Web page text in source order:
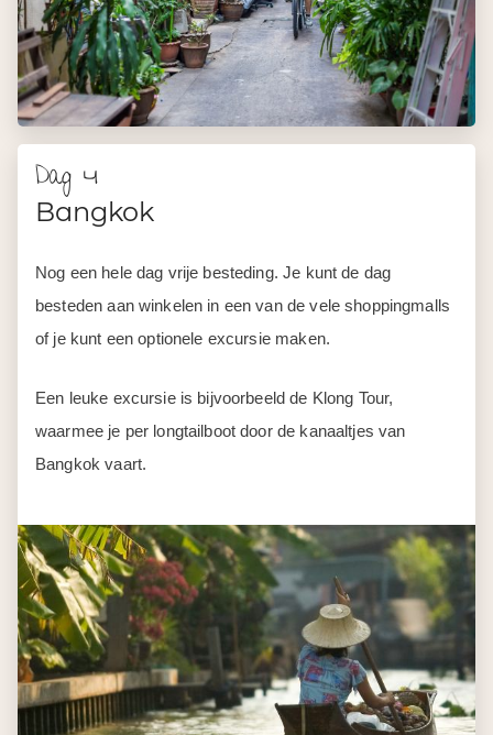
Dag 4
Bangkok
Nog een hele dag vrije besteding. Je kunt de dag
besteden aan winkelen in een van de vele shoppingmalls
of je kunt een optionele excursie maken.
Een leuke excursie is bijvoorbeeld de Klong Tour,
waarmee je per longtailboot door de kanaaltjes van
Bangkok vaart.